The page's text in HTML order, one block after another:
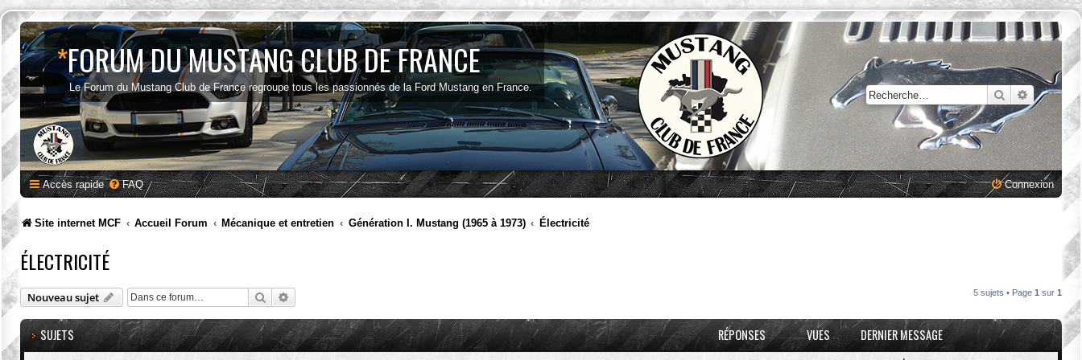
*FORUM DU MUSTANG CLUB DE FRANCE
Le Forum du Mustang Club de France regroupe tous les passionnés de la Ford Mustang en France. Rechercher
Accès rapide FAQ Connexion
Site internet MCF Accueil Forum Mécanique et entretien Génération I. Mustang (1965 à 1973) Électricité
ÉLECTRICITÉ
Nouveau sujet Rechercher 5 sujets • Page 1 sur 1
SUJETS RÉPONSES VUES DERNIER MESSAGE